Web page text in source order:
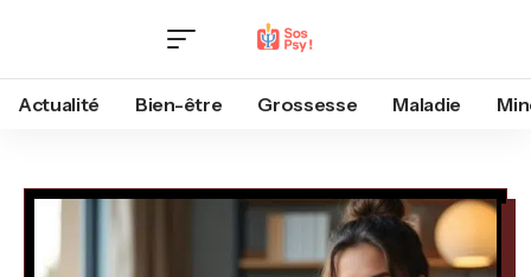
Actualité Bien-être Grossesse Maladie